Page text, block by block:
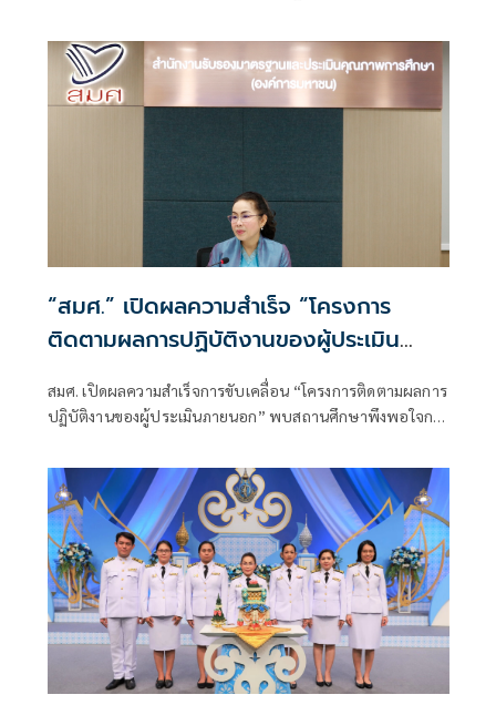
ศาสตราจารย์ ดร.องอาจ
“สมศ.” เปิดผลความสำเร็จ “โครงการ
ติดตามผลการปฏิบัติงานของผู้ประเมิน
สมศ. เปิดผลความสำเร็จการขับเคลื่อน “โครงการติดตามผลการ
ปฏิบัติงานของผู้ประเมินภายนอก” พบสถานศึกษาพึงพอใจการ